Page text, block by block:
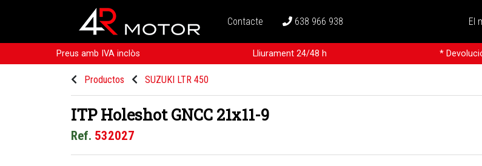
Contacte 638 966 938 El
Preus amb IVA inclòs Lliurament 24/48 h *
Productos SUZUKI LTR 450
ITP Holeshot GNCC 21x11-9
Ref. 532027